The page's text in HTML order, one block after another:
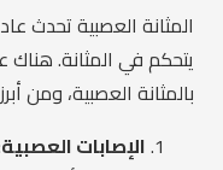
المثانة العصبية تحدث
يتحكم في المثانة.
بالمثانة العصبية، ومن
الإصابات العصبية